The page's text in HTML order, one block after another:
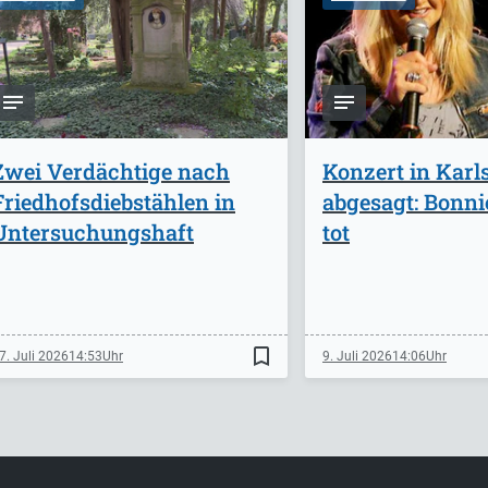
Verdächtige nach
in
Juli 202614:53 bookmark_border
Konzert in
abgesagt:
tot
9. Juli 202614:06